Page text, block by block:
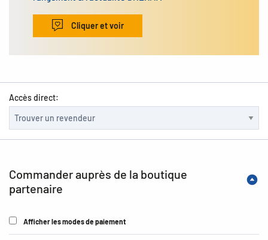
Cliquer et voir
Accès direct:
Commander auprès de la boutique
partenaire
Afficher les modes de paiement